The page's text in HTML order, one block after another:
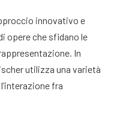
innovativo e
opere che sfidano le
In
utilizza una varietà
fra